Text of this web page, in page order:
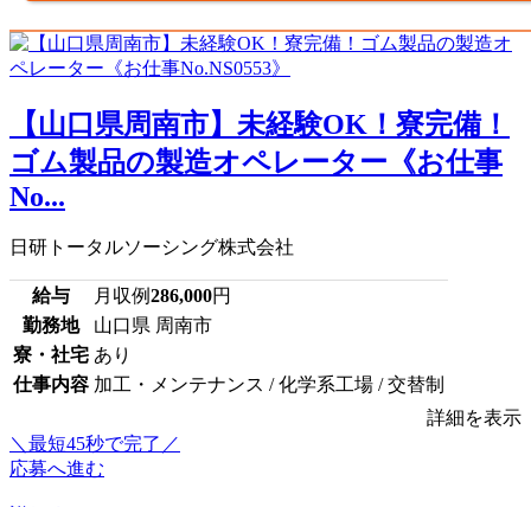
【山口県周南市】未経験OK！寮完備！
ゴム製品の製造オペレーター《お仕事
No...
日研トータルソーシング株式会社
給与 月収例286,000円
勤務地
山口県 周南市
寮・社宅 あり
仕事内容 加工・メンテナンス / 化学系工場 / 交替制
詳細を表示
＼最短45秒で完了／
応募へ進む